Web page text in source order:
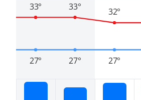
27°
33°
27°
33°
27°
32°